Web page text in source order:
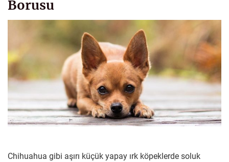
Borusu
Chihuahua gibi aşırı küçük yapay ırk köpeklerde soluk